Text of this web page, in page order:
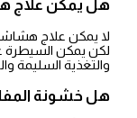
هل يمكن علاج
لا يمكن علاج
لكن يمكن السيطرة
والتغذية السليمة
هل خشونة